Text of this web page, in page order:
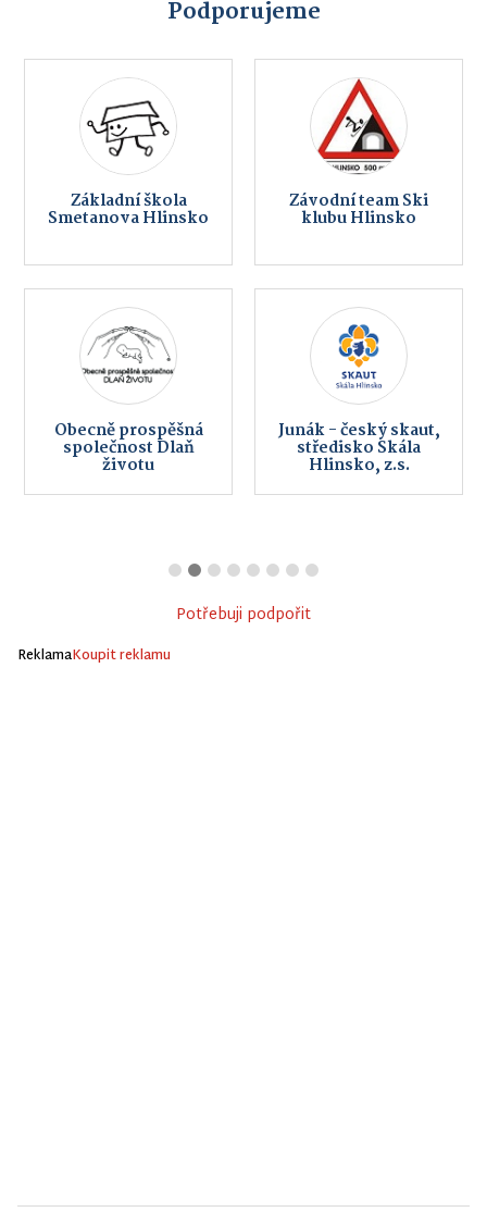
Podporujeme
Základní škola
Smetanova Hlinsko
Závodní team Ski
klubu Hlinsko
Obecně prospěšná
společnost Dlaň
životu
Junák - český skaut,
středisko Skála
Hlinsko, z.s.
Potřebuji podpořit
ReklamaKoupit reklamu